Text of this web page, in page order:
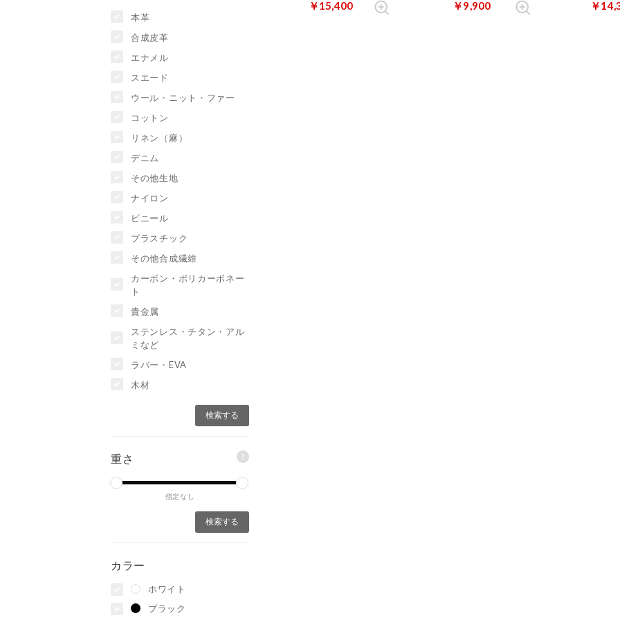
本革
合成皮革
エナメル
スエード
ウール・ニット・ファー
コットン
リネン（麻）
デニム
その他生地
ナイロン
ビニール
プラスチック
その他合成繊維
カーボン・ポリカーボネー
ト
貴金属
ステンレス・チタン・アル
ミなど
ラバー・EVA
木材
重さ ?
指定なし
カラー
ホワイト
ブラック
￥15,400 ￥9,900 ￥